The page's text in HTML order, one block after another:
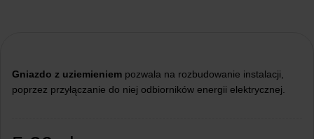
Gniazdo z uziemieniem pozwala na rozbudowanie instalacji,
poprzez przyłączanie do niej odbiorników energii elektrycznej.